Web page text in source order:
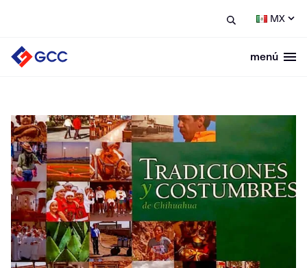
MX
menú